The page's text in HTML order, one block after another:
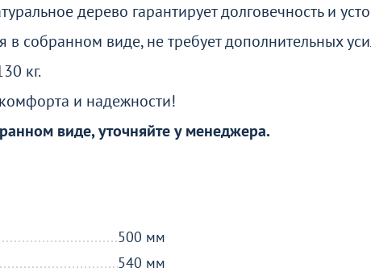
дерево гарантирует долговечность и
в собранном виде, не требует дополнительных
кг.
и надежности!
виде, уточняйте у менеджера.
500 мм
540 мм